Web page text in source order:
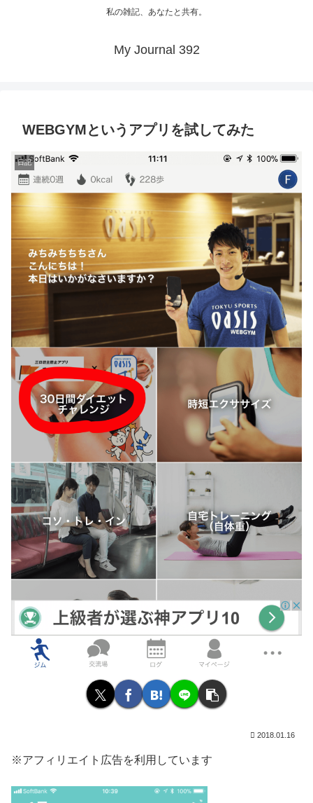
私の雑記、あなたと共有。
My Journal 392
WEBGYMというアプリを試してみた
日記
2018.01.16
※アフィリエイト広告を利用しています